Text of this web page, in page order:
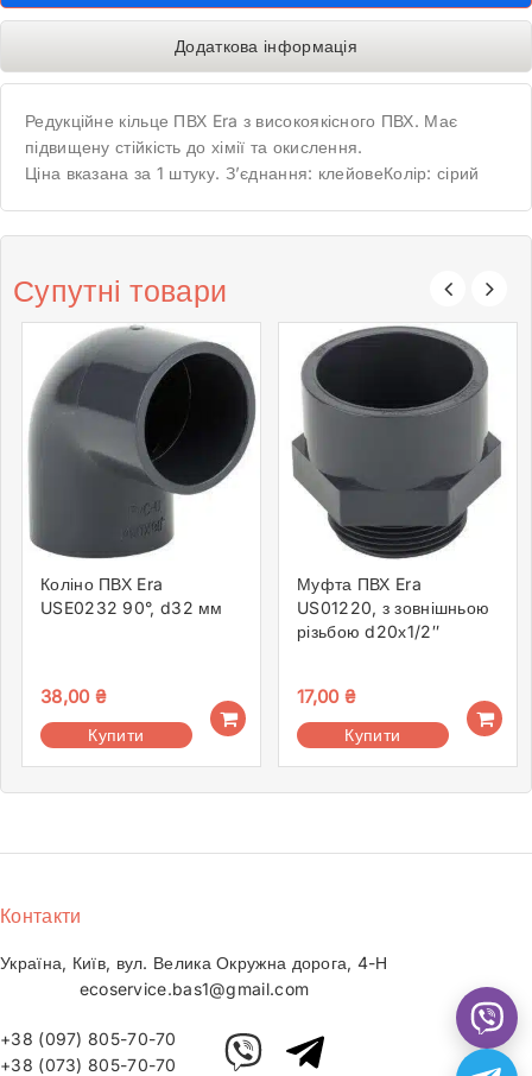
Додаткова інформація
Редукційне кільце ПВХ Era з високоякісного ПВХ. Має
підвищену стійкість до хімії та окислення.
Ціна вказана за 1 штуку. З’єднання: клейовеКолір: сірий
Супутні товари
Коліно ПВХ Era
USE0232 90°, d32 мм
38,00 ₴
Купити
Муфта ПВХ Era
US01220, з зовнішньою
різьбою d20х1/2″
17,00 ₴
Купити
Контакти
Україна, Київ, вул. Велика Окружна дорога, 4-Н
ecoservice.bas1@gmail.com
+38 (097) 805-70-70
+38 (073) 805-70-70